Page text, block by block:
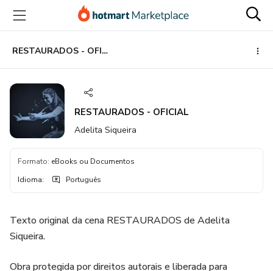
para
conteúdo
principal
para
pagamento
para
rodapé
RESTAURADOS - OFICIAL
RESTAURADOS - OFICIAL
Adelita Siqueira
Formato: eBooks ou Documentos
Idioma: Português
Texto original da cena RESTAURADOS de Adelita
Siqueira.
Obra protegida por direitos autorais e liberada para